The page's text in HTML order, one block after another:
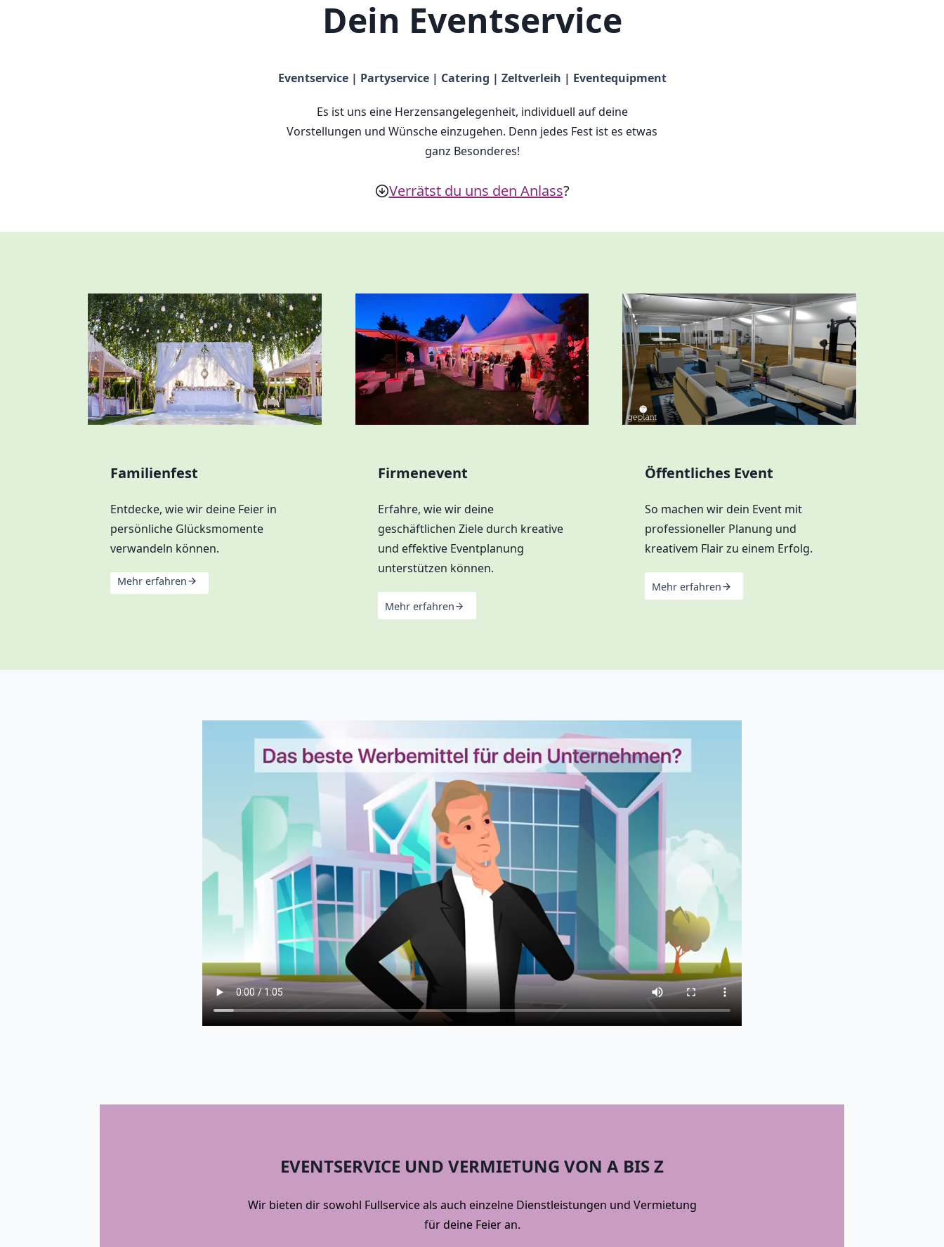
Dein Eventservice
Eventservice | Partyservice | Catering | Zeltverleih | Eventequipment
Es ist uns eine Herzensangelegenheit, individuell auf deine
Vorstellungen und Wünsche einzugehen. Denn jedes Fest ist es etwas
ganz Besonderes!
Verrätst du uns den Anlass?
Familienfest
Entdecke, wie wir deine Feier in
persönliche Glücksmomente
verwandeln können.
Mehr erfahren
Firmenevent
Erfahre, wie wir deine
geschäftlichen Ziele durch kreative
und effektive Eventplanung
unterstützen können.
Mehr erfahren
Öffentliches Event
So machen wir dein Event mit
professioneller Planung und
kreativem Flair zu einem Erfolg.
Mehr erfahren
EVENTSERVICE UND VERMIETUNG VON A BIS Z
Wir bieten dir sowohl Fullservice als auch einzelne Dienstleistungen und Vermietung
für deine Feier an.